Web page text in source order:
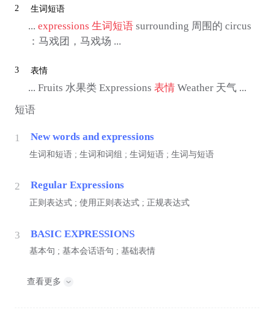
2 生词短语
... expressions 生词短语surrounding 周围的 circus
：马戏团，马戏场 ...
3 表情
... Fruits 水果类 Expressions 表情Weather 天气 ...
短语
1 New words and expressions
生词和短语 ; 生词和词组 ; 生词短语 ; 生词与短语
2 Regular Expressions
正则表达式 ; 使用正则表达式 ; 正规表达式
3 BASIC EXPRESSIONS
基本句 ; 基本会话语句 ; 基础表情
查看更多